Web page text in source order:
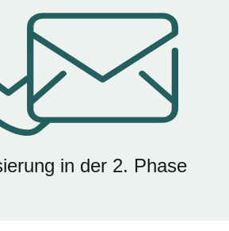
in der 2. Phase